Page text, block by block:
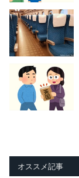
オススメ記事